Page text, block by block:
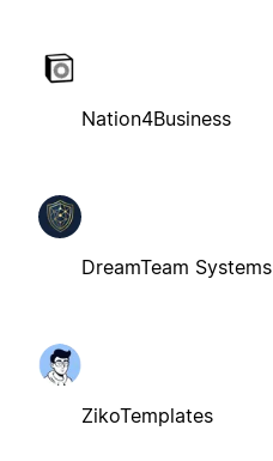
Nation4Business
DreamTeam Systems
ZikoTemplates